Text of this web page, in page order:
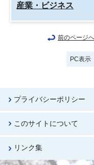
産業・ビジネス
前のページ
PC表示
プライバシーポリシー
このサイトについて
リンク集